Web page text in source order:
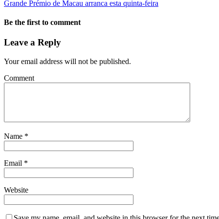
Grande Prémio de Macau arranca esta quinta-feira
Be the first to comment
Leave a Reply
Your email address will not be published.
Comment
Name *
Email *
Website